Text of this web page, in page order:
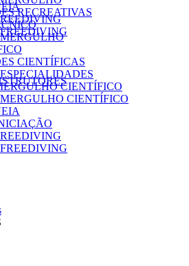
RECREATIVAS
CIENTÍFICAS
CIENTÍFICO
CIENTÍFICO